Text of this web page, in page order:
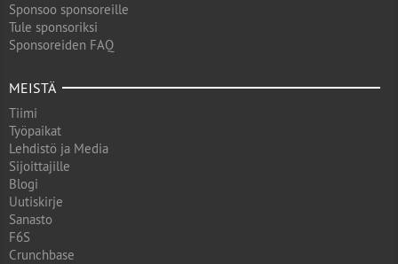
Sponsoo sponsoreille
Tule sponsoriksi
Sponsoreiden FAQ
MEISTÄ
Tiimi
Työpaikat
Lehdistö ja Media
Sijoittajille
Blogi
Uutiskirje
Sanasto
F6S
Crunchbase